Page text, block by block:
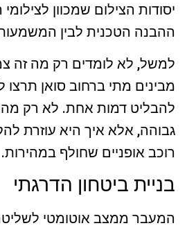
יסודות הצילום שמכוון
ההבנה הטכנית לבין
למשל, לא לומדים רק מה זה
מבינים מתי ברחוב סואן
להבליט דמות אחת. לא רק
גבוהה, אלא איך היא עוזרת
רוכב אופניים שחולף במהירות.
בניית ביטחון הדרגתי
המעבר ממצב אוטומטי לשליטה